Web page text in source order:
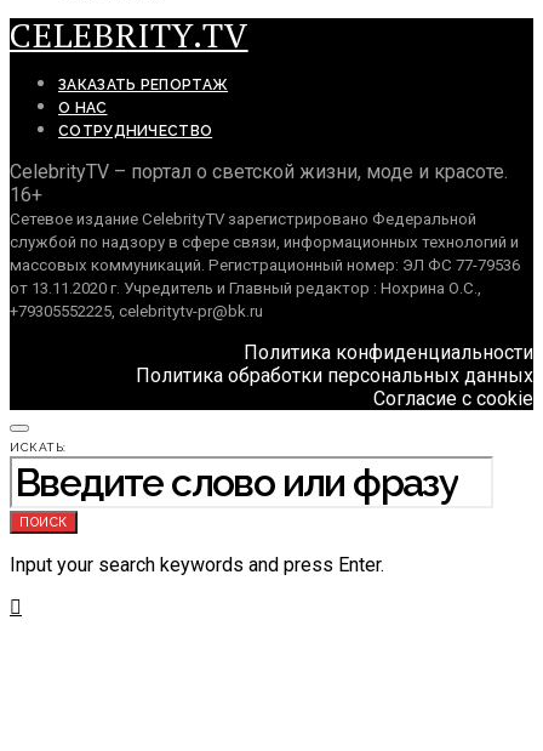
CELEBRITY.TV
ЗАКАЗАТЬ РЕПОРТАЖ
О НАС
СОТРУДНИЧЕСТВО
CelebrityTV – портал о светской жизни, моде и красоте.
16+
Сетевое издание CelebrityTV зарегистрировано Федеральной
службой по надзору в сфере связи, информационных технологий и
массовых коммуникаций. Регистрационный номер: ЭЛ ФС 77-79536
от 13.11.2020 г. Учредитель и Главный редактор : Нохрина О.С.,
+79305552225, celebritytv-pr@bk.ru
Политика конфиденциальности
Политика обработки персональных данных
Согласие с cookie
ИСКАТЬ:
ПОИСК
Input your search keywords and press Enter.